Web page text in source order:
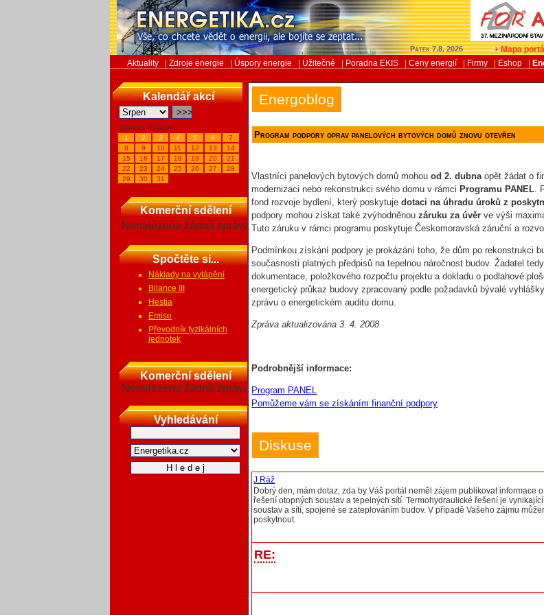
Pátek 7.8. 2026 Mapa
Aktuality
Zdroje energie Úspory energie Užitečné Poradna EKIS Ceny energií Firmy Eshop
Kalendář akcí
Veletrhy, Výstavy...
1
2 3 4 5 6
7
8
9 10 11 12 13
14
15
16 17 18 19 20
21
22
23 24 25 26 27
28
29
30 31
Komerční sdělení
Nenalezena žádná zpráva
Spočtěte si...
Náklady na vytápění
Bilance III
Hestia
Emise
Převodník fyzikálních
jednotek
Komerční sdělení
Nenalezena žádná zpráva
Vyhledávání
Energoblog
Program podpory oprav panelových bytových domů znovu otevřen
Vlastníci panelových bytových domů mohouod 2. dubnaopět žádat o
modernizaci nebo rekonstrukci svého domu v rámci Programu PANEL.
fond rozvoje bydlení, který poskytujedotaci na úhradu úroků z
podpory mohou získat také zvýhodněnouzáruku za úvěr ve výši
Tuto záruku v rámci programu poskytuje Českomoravská záruční a
Podmínkou získání podpory je prokázání toho, že dům po rekonstrukci
současnosti platných předpisů na tepelnou náročnost budov. Žadatel
dokumentace, položkového rozpočtu projektu a dokladu o podlahové
energetický průkaz budovy zpracovaný podle požadavků bývalé
zprávu o energetickém auditu domu.
Zpráva aktualizována 3. 4. 2008
Podrobnější informace:
Program PANEL
Pomůžeme vám se získáním finanční podpory
Diskuse
J.Ráž
Dobrý den, mám dotaz, zda by Váš portál neměl zájem publikovat informace
řešení otopných soustav a tepelných sítí. Termohydraulické řešení je
soustav a sítí, spojené se zateplováním budov. V případě Vašeho zájmu
poskytnout.
RE: